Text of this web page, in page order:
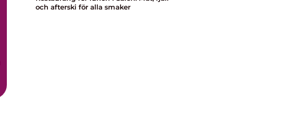
och afterski för alla smaker